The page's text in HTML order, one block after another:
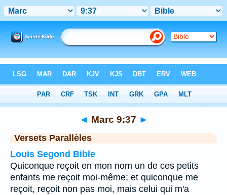
Chapitre 9> Verset 37
◄ Marc 9:37 ►
Versets Parallèles
Louis Segond Bible
Quiconque reçoit en mon nom un de ces petits
enfants me reçoit moi-même; et quiconque me
reçoit, reçoit non pas moi, mais celui qui m'a